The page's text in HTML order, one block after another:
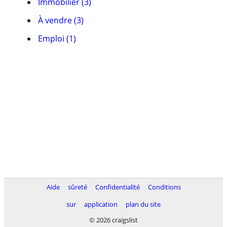
À vendre (3)
Emploi (1)
Aide sûreté Confidentialité
Conditions
sur
application
plan du site
© 2026 craigslist